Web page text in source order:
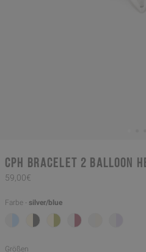
CPH BRACELET 2
59,00€
Farbe - silver/blue
Größen